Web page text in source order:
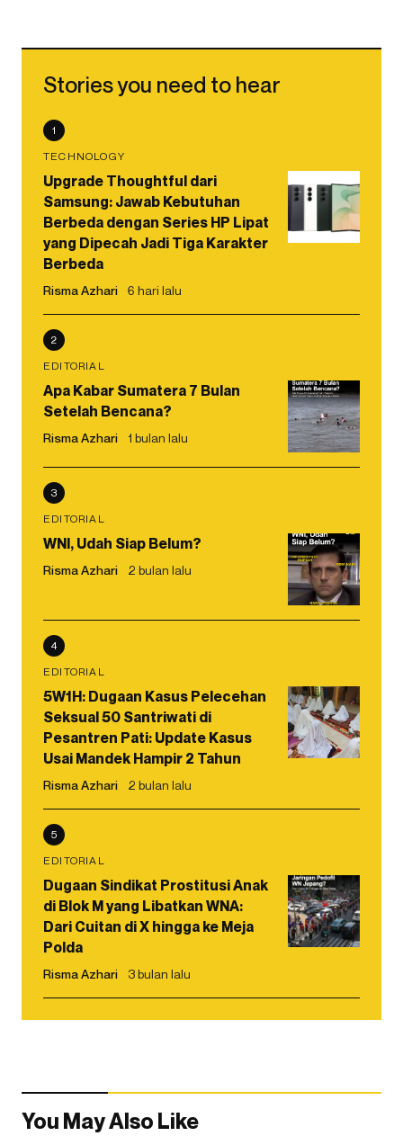
Stories you need to hear
1
TECHNOLOGY
Upgrade Thoughtful dari
Samsung: Jawab Kebutuhan
Berbeda dengan Series HP Lipat
yang Dipecah Jadi Tiga Karakter
Berbeda
Risma Azhari 6 hari lalu
2
EDITORIAL
Apa Kabar Sumatera 7 Bulan
Setelah Bencana?
Risma Azhari 1 bulan lalu
3
EDITORIAL
WNI, Udah Siap Belum?
Risma Azhari 2 bulan lalu
4
EDITORIAL
5W1H: Dugaan Kasus Pelecehan
Seksual 50 Santriwati di
Pesantren Pati: Update Kasus
Usai Mandek Hampir 2 Tahun
Risma Azhari 2 bulan lalu
5
EDITORIAL
Dugaan Sindikat Prostitusi Anak
di Blok M yang Libatkan WNA:
Dari Cuitan di X hingga ke Meja
Polda
Risma Azhari 3 bulan lalu
You May Also Like